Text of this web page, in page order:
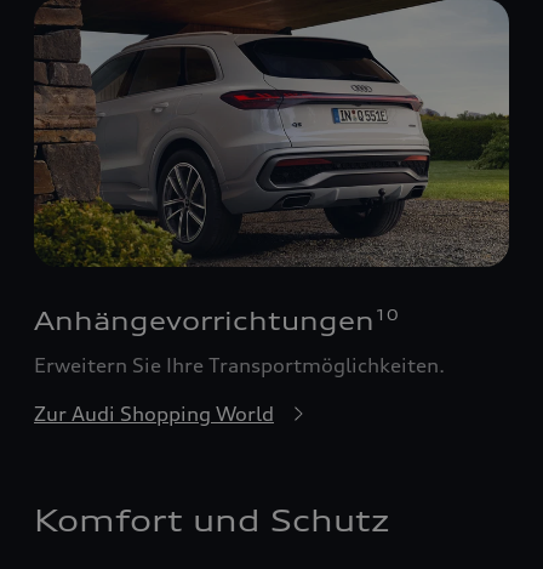
Anhängevorrichtungen 10
Erweitern Sie Ihre Transportmöglichkeiten.
Zur Audi Shopping World
Komfort und Schutz